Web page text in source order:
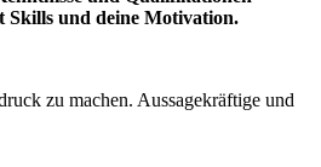
Skills und deine Motivation.
zu machen. Aussagekräftige und